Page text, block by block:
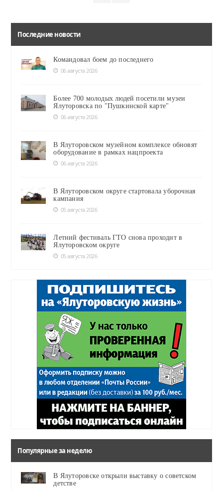
Последние новости
Командовал боем до последнего
06 августа 2026
Более 700 молодых людей посетили музеи
Ялуторовска по "Пушкинской карте"
06 августа 2026
В Ялуторовском музейном комплексе обновят
оборудование в рамках нацпроекта
06 августа 2026
В Ялуторовском округе стартовала уборочная
кампания
05 августа 2026
Летний фестиваль ГТО снова проходит в
Ялуторовском округе
05 августа 2026
Популярные за неделю
В Ялуторовске открыли выставку о советском
детстве